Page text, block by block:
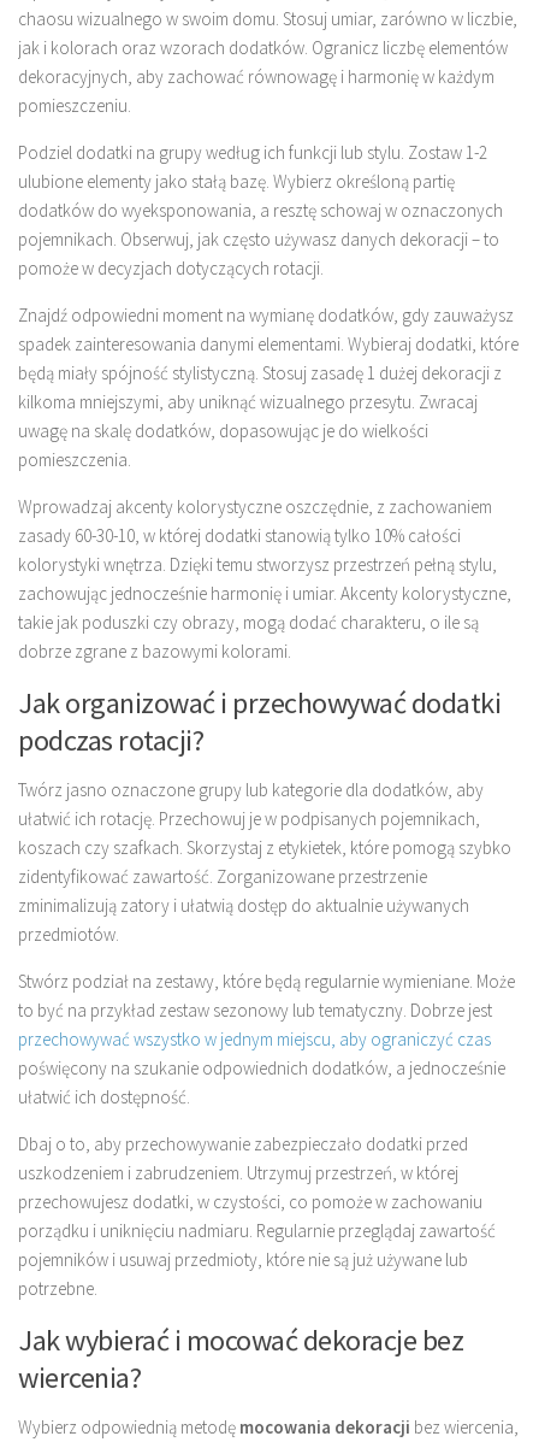
chaosu wizualnego w swoim domu. Stosuj umiar, zarówno w liczbie,
jak i kolorach oraz wzorach dodatków. Ogranicz liczbę elementów
dekoracyjnych, aby zachować równowagę i harmonię w każdym
pomieszczeniu.
Podziel dodatki na grupy według ich funkcji lub stylu. Zostaw 1-2
ulubione elementy jako stałą bazę. Wybierz określoną partię
dodatków do wyeksponowania, a resztę schowaj w oznaczonych
pojemnikach. Obserwuj, jak często używasz danych dekoracji – to
pomoże w decyzjach dotyczących rotacji.
Znajdź odpowiedni moment na wymianę dodatków, gdy zauważysz
spadek zainteresowania danymi elementami. Wybieraj dodatki, które
będą miały spójność stylistyczną. Stosuj zasadę 1 dużej dekoracji z
kilkoma mniejszymi, aby uniknąć wizualnego przesytu. Zwracaj
uwagę na skalę dodatków, dopasowując je do wielkości
pomieszczenia.
Wprowadzaj akcenty kolorystyczne oszczędnie, z zachowaniem
zasady 60-30-10, w której dodatki stanowią tylko 10% całości
kolorystyki wnętrza. Dzięki temu stworzysz przestrzeń pełną stylu,
zachowując jednocześnie harmonię i umiar. Akcenty kolorystyczne,
takie jak poduszki czy obrazy, mogą dodać charakteru, o ile są
dobrze zgrane z bazowymi kolorami.
Jak organizować i przechowywać dodatki
podczas rotacji?
Twórz jasno oznaczone grupy lub kategorie dla dodatków, aby
ułatwić ich rotację. Przechowuj je w podpisanych pojemnikach,
koszach czy szafkach. Skorzystaj z etykietek, które pomogą szybko
zidentyfikować zawartość. Zorganizowane przestrzenie
zminimalizują zatory i ułatwią dostęp do aktualnie używanych
przedmiotów.
Stwórz podział na zestawy, które będą regularnie wymieniane. Może
to być na przykład zestaw sezonowy lub tematyczny. Dobrze jest
przechowywać wszystko w jednym miejscu, aby ograniczyć czas
poświęcony na szukanie odpowiednich dodatków, a jednocześnie
ułatwić ich dostępność.
Dbaj o to, aby przechowywanie zabezpieczało dodatki przed
uszkodzeniem i zabrudzeniem. Utrzymuj przestrzeń, w której
przechowujesz dodatki, w czystości, co pomoże w zachowaniu
porządku i uniknięciu nadmiaru. Regularnie przeglądaj zawartość
pojemników i usuwaj przedmioty, które nie są już używane lub
potrzebne.
Jak wybierać i mocować dekoracje bez
wiercenia?
Wybierz odpowiednią metodę mocowania dekoracji bez wiercenia,